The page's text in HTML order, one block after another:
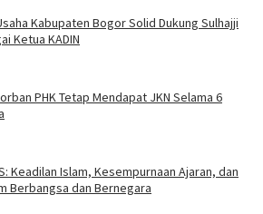
Kabupaten Bogor Solid Dukung Sulhajji
Ketua KADIN
PHK Tetap Mendapat JKN Selama 6
Keadilan Islam, Kesempurnaan Ajaran, dan
Berbangsa dan Bernegara